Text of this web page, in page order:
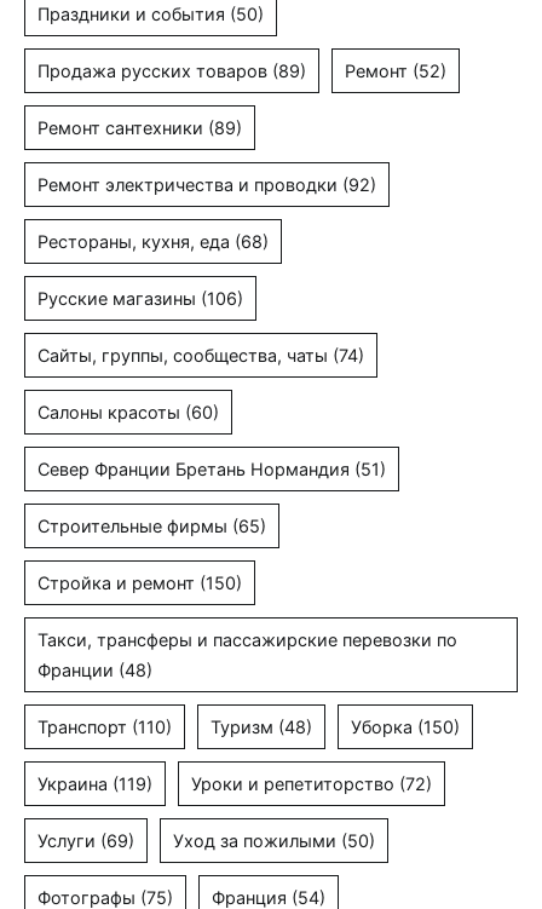
Праздники и события (50)
Продажа русских товаров (89) Ремонт (52)
Ремонт сантехники (89)
Ремонт электричества и проводки (92)
Рестораны, кухня, еда (68)
Русские магазины (106)
Сайты, группы, сообщества, чаты (74)
Салоны красоты (60)
Север Франции Бретань Нормандия (51)
Строительные фирмы (65)
Стройка и ремонт (150)
Такси, трансферы и пассажирские перевозки по
Франции (48)
Транспорт (110) Туризм (48) Уборка (150)
Украина (119) Уроки и репетиторство (72)
Услуги (69) Уход за пожилыми (50)
Фотографы (75) Франция (54)